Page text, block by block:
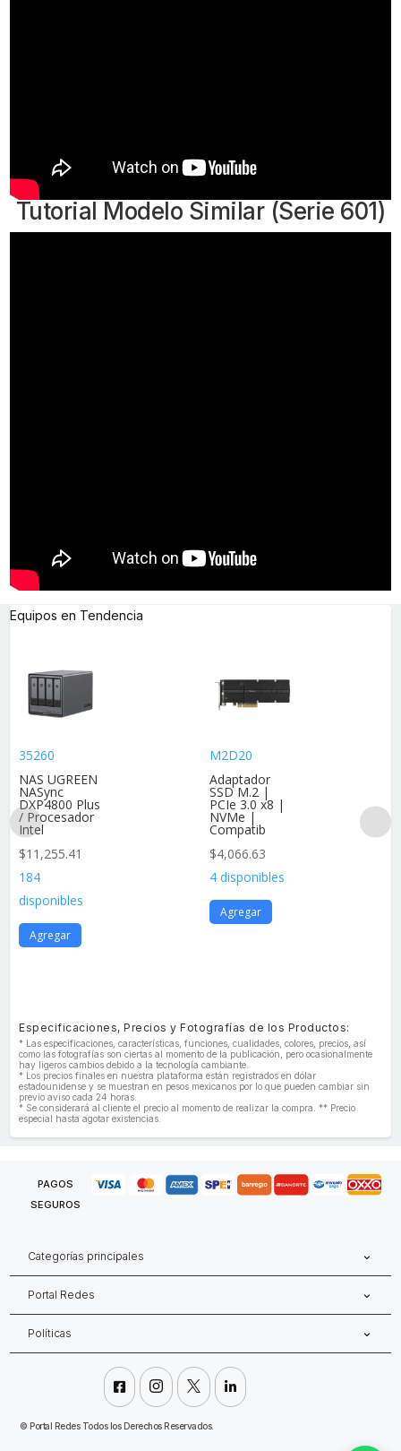
Tutorial Modelo Similar (Serie 601)
Equipos en Tendencia
35260
NAS UGREEN
NASync
DXP4800 Plus
/ Procesador
Intel
$11,255.41
184
disponibles
Agregar
M2D20
Adaptador
SSD M.2 |
PCIe 3.0 x8 |
NVMe |
Compatib
$4,066.63
4 disponibles
Agregar
Especificaciones, Precios y Fotografías de los Productos:
* Las especificaciones, características, funciones, cualidades, colores, precios, así
como las fotografías son ciertas al momento de la publicación, pero ocasionalmente
hay ligeros cambios debido a la tecnología cambiante.
* Los precios finales en nuestra plataforma están registrados en dólar
estadounidense y se muestran en pesos mexicanos por lo que pueden cambiar sin
previo aviso cada 24 horas.
* Se considerará al cliente el precio al momento de realizar la compra. ** Precio
especial hasta agotar existencias.
PAGOS
SEGUROS
Categorías principales
Portal Redes
Políticas
   
© Portal Redes Todos los Derechos Reservados.